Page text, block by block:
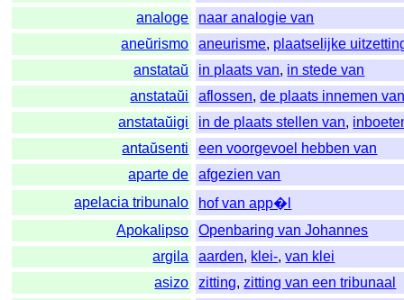
analoge
naar analogie van
aneŭrismo
aneurisme, plaatselijke
anstataŭ
in plaats van, in stede van
anstataŭi
aflossen,de plaats innemen
anstataŭigi
in de plaats stellen van,
antaŭsenti
een voorgevoel hebben van
aparte de
afgezien van
apelacia tribunalo
hof van app�l
Apokalipso
Openbaring van Johannes
argila
aarden, klei-,van klei
asizo
zitting,zitting van een tribunaal